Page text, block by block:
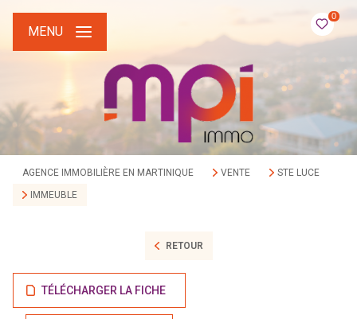
0
MENU
AGENCE IMMOBILIÈRE EN MARTINIQUE VENTE
STE LUCE
IMMEUBLE
RETOUR
TÉLÉCHARGER LA FICHE